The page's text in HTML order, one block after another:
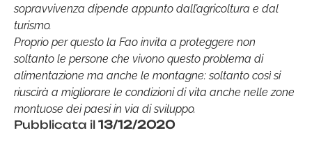
sopravvivenza dipende appunto dall’agricoltura e dal
turismo.
Proprio per questo la Fao invita a proteggere non
soltanto le persone che vivono questo problema di
alimentazione ma anche le montagne: soltanto così si
riuscirà a migliorare le condizioni di vita anche nelle zone
montuose dei paesi in via di sviluppo.
Pubblicata il 13/12/2020